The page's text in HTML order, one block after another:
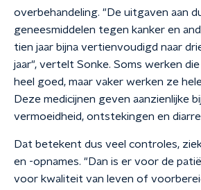
overbehandeling. "De uitgaven aan
geneesmiddelen tegen kanker en
tien jaar bijna vertienvoudigd naar
jaar", vertelt Sonke. Soms werken
heel goed, maar vaker werken ze
Deze medicijnen geven aanzienlijke
vermoeidheid, ontstekingen en
Dat betekent dus veel controles,
en -opnames. "Dan is er voor de
voor kwaliteit van leven of